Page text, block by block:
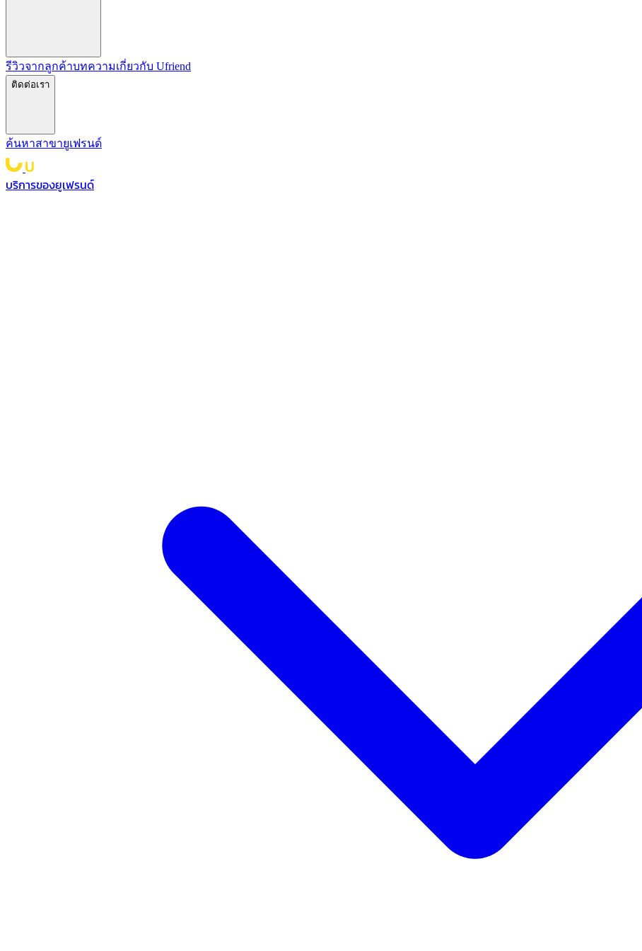
รีวิวจากลูกค้าบทความเกี่ยวกับ Ufriend
ติดต่อเรา
ค้นหาสาขายูเฟรนด์
บริการของยูเฟรนด์